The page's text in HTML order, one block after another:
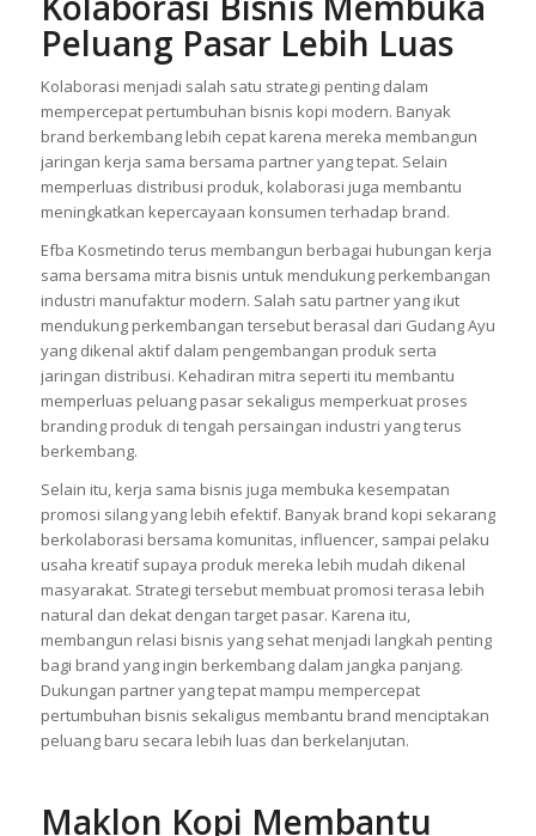
Peluang Pasar Lebih Luas
Kolaborasi menjadi salah satu strategi penting dalam
mempercepat pertumbuhan bisnis kopi modern. Banyak
brand berkembang lebih cepat karena mereka membangun
jaringan kerja sama bersama partner yang tepat. Selain
memperluas distribusi produk, kolaborasi juga membantu
meningkatkan kepercayaan konsumen terhadap brand.
Efba Kosmetindo terus membangun berbagai hubungan kerja
sama bersama mitra bisnis untuk mendukung perkembangan
industri manufaktur modern. Salah satu partner yang ikut
mendukung perkembangan tersebut berasal dari Gudang Ayu
yang dikenal aktif dalam pengembangan produk serta
jaringan distribusi. Kehadiran mitra seperti itu membantu
memperluas peluang pasar sekaligus memperkuat proses
branding produk di tengah persaingan industri yang terus
berkembang.
Selain itu, kerja sama bisnis juga membuka kesempatan
promosi silang yang lebih efektif. Banyak brand kopi sekarang
berkolaborasi bersama komunitas, influencer, sampai pelaku
usaha kreatif supaya produk mereka lebih mudah dikenal
masyarakat. Strategi tersebut membuat promosi terasa lebih
natural dan dekat dengan target pasar. Karena itu,
membangun relasi bisnis yang sehat menjadi langkah penting
bagi brand yang ingin berkembang dalam jangka panjang.
Dukungan partner yang tepat mampu mempercepat
pertumbuhan bisnis sekaligus membantu brand menciptakan
peluang baru secara lebih luas dan berkelanjutan.
Maklon Kopi Membantu